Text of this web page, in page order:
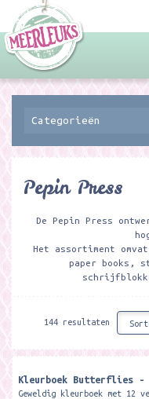
Categorieën
Pepin Press
De Pepin Press
Het assortiment
paper books,
144 resultaten
Kleurboek Butterflies -
Geweldig kleurboek met 12